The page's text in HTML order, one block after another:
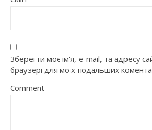
Зберегти моє ім'я, e-mail, та адресу
браузері для моїх подальших
Comment